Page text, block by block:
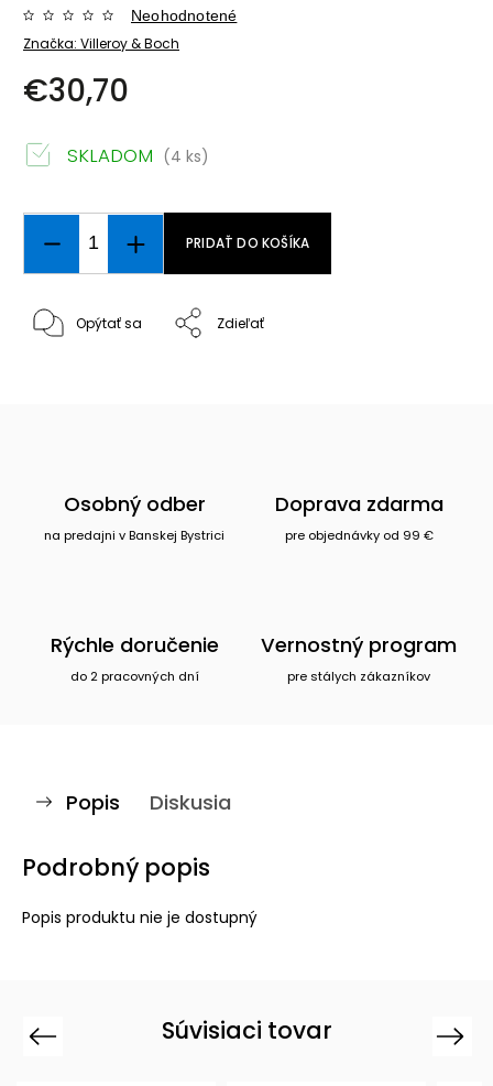
Značka: Villeroy & Boch
Neohodnotené
€30,70
SKLADOM (4 ks)
PRIDAŤ DO KOŠÍKA
Opýtať sa Zdieľať
Osobný odber
na predajni v Banskej Bystrici
Doprava zdarma
pre objednávky od 99 €
Rýchle doručenie
do 2 pracovných dní
Vernostný program
pre stálych zákazníkov
Popis Diskusia
Podrobný popis
Popis produktu nie je dostupný
Súvisiaci tovar
Previous Next